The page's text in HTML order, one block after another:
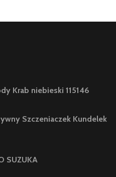
Krab niebieski 115146
Szczeniaczek Kundelek
SUZUKA